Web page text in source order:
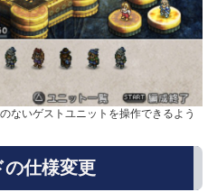
ないゲストユニットを操作できるよう
の仕様変更